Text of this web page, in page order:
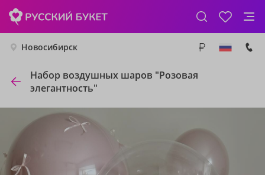
Новосибирск
Набор воздушных шаров "Розовая
элегантность"